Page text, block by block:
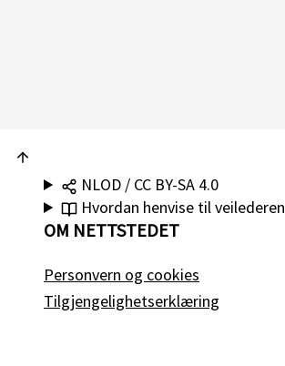
NLOD / CC BY-SA 4.0
Hvordan henvise til veilederen
OM NETTSTEDET
Personvern og cookies
Tilgjengelighetserklæring